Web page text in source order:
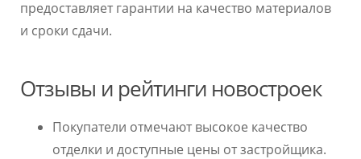
предоставляет гарантии на качество материалов
и сроки сдачи.
Отзывы и рейтинги новостроек
Покупатели отмечают высокое качество
отделки и доступные цены от застройщика.